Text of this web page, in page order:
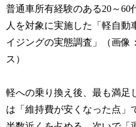
普通車所有経験のある20～60
人を対象に実施した「軽自動
イジングの実態調査」（画像
ス）
軽への乗り換え後、最も満足
は「維持費が安くなった点」